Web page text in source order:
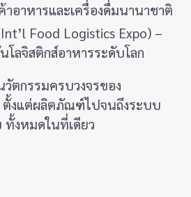
าอาหารและเครื่องดื่มนานาชาติ
Food Logistics Expo) –
โลจิสติกส์อาหารระดับโลก
ตกรรมครบวงจรของ
ตั้งแต่ผลิตภัณฑ์ไปจนถึงระบบ
ทั้งหมดในที่เดียว